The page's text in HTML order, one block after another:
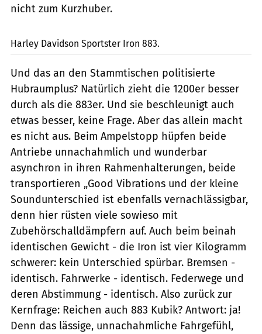
nicht zum Kurzhuber.
Harley Davidson Sportster Iron 883.
Und das an den Stammtischen politisierte
Hubraumplus? Natürlich zieht die 1200er besser
durch als die 883er. Und sie beschleunigt auch
etwas besser, keine Frage. Aber das allein macht
es nicht aus. Beim Ampelstopp hüpfen beide
Antriebe unnachahmlich und wunderbar
asynchron in ihren Rahmenhalterungen, beide
transportieren „Good Vibrations und der kleine
Soundunterschied ist ebenfalls vernachlässigbar,
denn hier rüsten viele sowieso mit
Zubehörschalldämpfern auf. Auch beim beinah
identischen Gewicht - die Iron ist vier Kilogramm
schwerer: kein Unterschied spürbar. Bremsen -
identisch. Fahrwerke - identisch. Federwege und
deren Abstimmung - identisch. Also zurück zur
Kernfrage: Reichen auch 883 Kubik? Antwort: ja!
Denn das lässige, unnachahmliche Fahrgefühl,